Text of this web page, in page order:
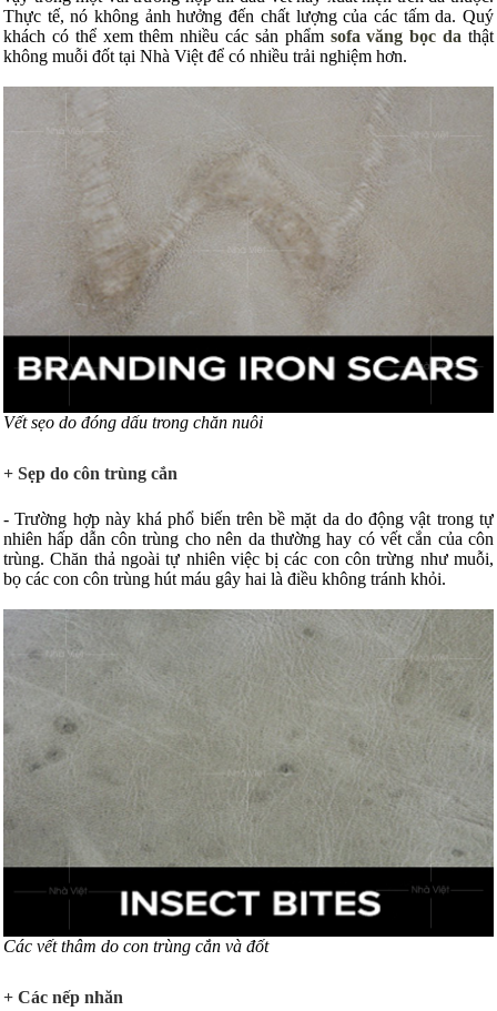
Thực tế, nó không ảnh hưởng đến chất lượng của các tấm da. Quý
khách có thể xem thêm nhiều các sản phẩm sofa văng bọc da thật
không muỗi đốt tại Nhà Việt để có nhiều trải nghiệm hơn.
Vết sẹo do đóng dấu trong chăn nuôi
+ Sẹp do côn trùng cắn
- Trường hợp này khá phổ biến trên bề mặt da do động vật trong tự
nhiên hấp dẫn côn trùng cho nên da thường hay có vết cắn của côn
trùng. Chăn thả ngoài tự nhiên việc bị các con côn trừng như muỗi,
bọ các con côn trùng hút máu gây hai là điều không tránh khỏi.
Các vết thâm do con trùng cắn và đốt
+ Các nếp nhăn